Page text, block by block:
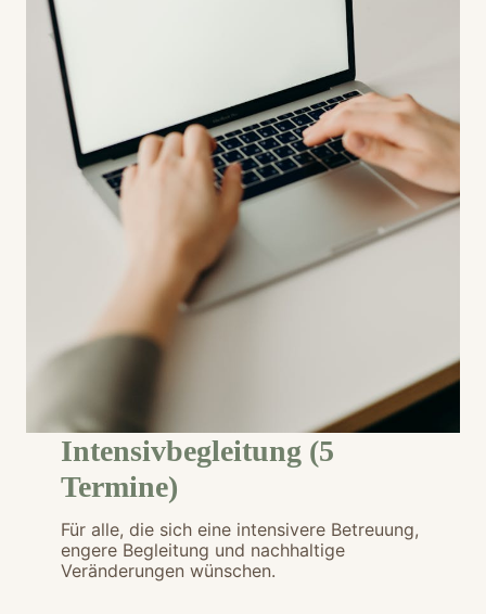
Intensivbegleitung (5
Termine)
Für alle, die sich eine intensivere Betreuung,
engere Begleitung und nachhaltige
Veränderungen wünschen.